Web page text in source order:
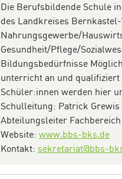
Die Berufs­bildende Schule
des Land­kreises
Nahrungsgewerbe/­
Gesundheit/­Pflege/­
Bildungs­bedürfnisse
unterricht an und qualifiziert
Schüler:innen werden hier
Schulleitung: Patrick Grewis
Abteilungsleiter
Website: www.bbs-bks.de
Kontakt: sekretariat@bbs-